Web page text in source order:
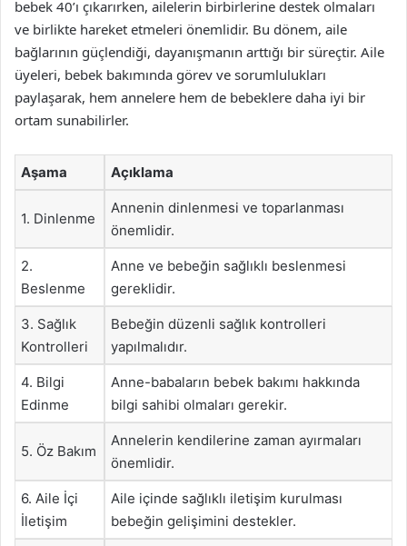
bebek 40’ı çıkarırken, ailelerin birbirlerine destek olmaları
ve birlikte hareket etmeleri önemlidir. Bu dönem, aile
bağlarının güçlendiği, dayanışmanın arttığı bir süreçtir. Aile
üyeleri, bebek bakımında görev ve sorumlulukları
paylaşarak, hem annelere hem de bebeklere daha iyi bir
ortam sunabilirler.
Aşama Açıklama
1. Dinlenme
Annenin dinlenmesi ve toparlanması
önemlidir.
2.
Beslenme
Anne ve bebeğin sağlıklı beslenmesi
gereklidir.
3. Sağlık
Kontrolleri
Bebeğin düzenli sağlık kontrolleri
yapılmalıdır.
4. Bilgi
Edinme
Anne-babaların bebek bakımı hakkında
bilgi sahibi olmaları gerekir.
5. Öz Bakım
Annelerin kendilerine zaman ayırmaları
önemlidir.
6. Aile İçi
İletişim
Aile içinde sağlıklı iletişim kurulması
bebeğin gelişimini destekler.